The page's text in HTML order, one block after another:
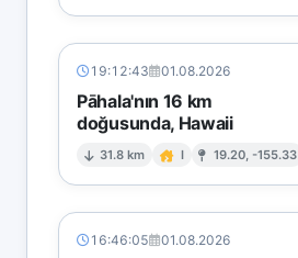
19:12:43 01.08.2026
Pāhala'nın 16 km
doğusunda, Hawaii
31.8 km I 19.20, -155.33
16:46:05 01.08.2026